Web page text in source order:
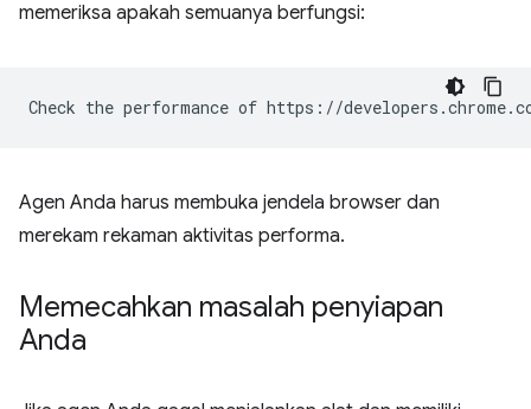
memeriksa apakah semuanya berfungsi:
Agen Anda harus membuka jendela browser dan
merekam rekaman aktivitas performa.
Memecahkan masalah penyiapan
Anda